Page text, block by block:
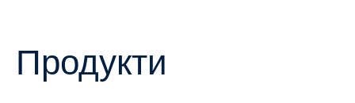
Продукти